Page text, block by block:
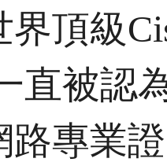
界頂級
直被認
路專業